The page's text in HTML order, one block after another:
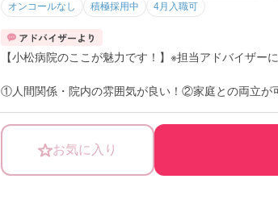
オンコールなし
積極採用中 4月入職可
【小松病院のここが魅力です！】※担当アドバイザー
①人間関係・院内の雰囲気が良い！②家庭との両立
小松病院は、年間休日110日・病児保育から学童保
環境というだけでなく、お子さんをお持ちの看護師
お気に入り